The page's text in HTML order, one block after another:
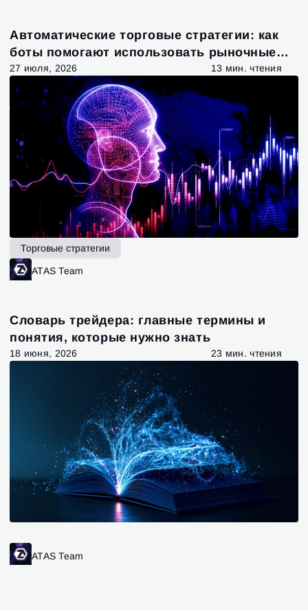
Автоматические торговые стратегии: как
боты помогают использовать рыночные
возможности
27 июля, 2026 13 мин. чтения
Торговые стратегии
ATAS Team
Словарь трейдера: главные термины и
понятия, которые нужно знать
18 июня, 2026 23 мин. чтения
ATAS Team